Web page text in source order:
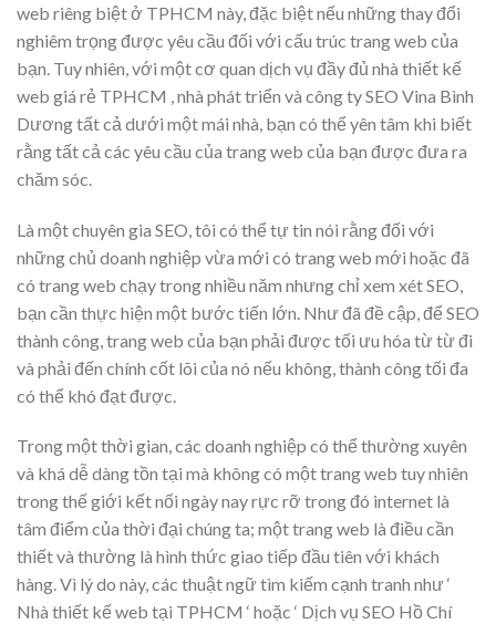
web riêng biệt ở TPHCM này, đặc biệt nếu những thay đổi
nghiêm trọng được yêu cầu đối với cấu trúc trang web của
bạn. Tuy nhiên, với một cơ quan dịch vụ đầy đủ nhà thiết kế
web giá rẻ TPHCM , nhà phát triển và công ty SEO Vina Bình
Dương tất cả dưới một mái nhà, bạn có thể yên tâm khi biết
rằng tất cả các yêu cầu của trang web của bạn được đưa ra
chăm sóc.
Là một chuyên gia SEO, tôi có thể tự tin nói rằng đối với
những chủ doanh nghiệp vừa mới có trang web mới hoặc đã
có trang web chạy trong nhiều năm nhưng chỉ xem xét SEO,
bạn cần thực hiện một bước tiến lớn. Như đã đề cập, để SEO
thành công, trang web của bạn phải được tối ưu hóa từ từ đi
và phải đến chính cốt lõi của nó nếu không, thành công tối đa
có thể khó đạt được.
Trong một thời gian, các doanh nghiệp có thể thường xuyên
và khá dễ dàng tồn tại mà không có một trang web tuy nhiên
trong thế giới kết nối ngày nay rực rỡ trong đó internet là
tâm điểm của thời đại chúng ta; một trang web là điều cần
thiết và thường là hình thức giao tiếp đầu tiên với khách
hàng. Vì lý do này, các thuật ngữ tìm kiếm cạnh tranh như ‘
Nhà thiết kế web tại TPHCM ‘ hoặc ‘ Dịch vụ SEO Hồ Chí